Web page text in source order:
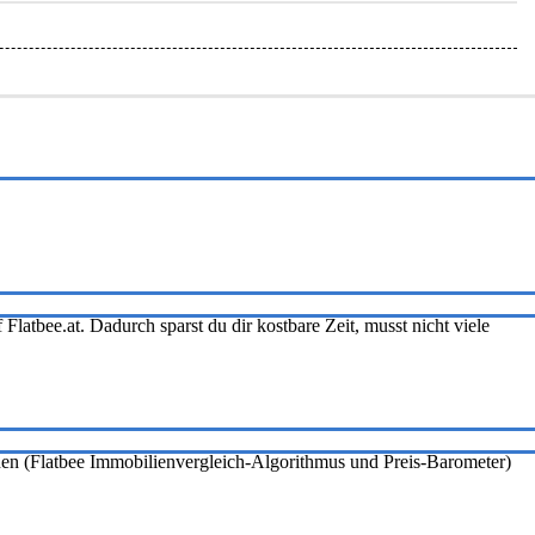
Dadurch sparst du dir kostbare Zeit, musst nicht viele
(Flatbee Immobilienvergleich-Algorithmus und Preis-Barometer)